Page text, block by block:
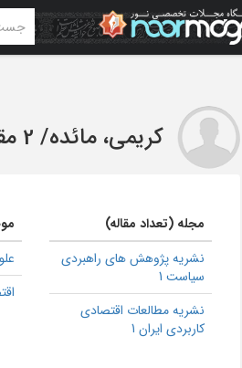
کریمی، مائده/ 2 مقاله
مجله (تعداد مقاله)
نشریه پژوهش های راهبردی
سیاست 1
نشریه مطالعات اقتصادی
کاربردی ایران 1